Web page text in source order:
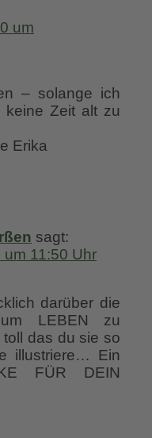
um
– solange ich
Zeit alt zu
Erika
sagt:
11:50 Uhr
darüber die
LEBEN zu
das du sie so
illustriere… Ein
FÜR DEIN